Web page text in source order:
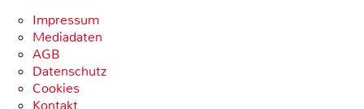
Impressum
Mediadaten
AGB
Datenschutz
Cookies